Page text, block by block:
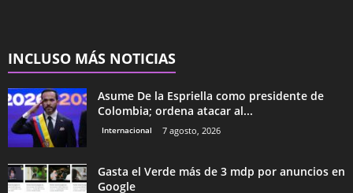
INCLUSO MÁS NOTICIAS
Asume De la Espriella como presidente de
Colombia; ordena atacar al...
Internacional 7 agosto, 2026
Gasta el Verde más de 3 mdp por anuncios en
Google